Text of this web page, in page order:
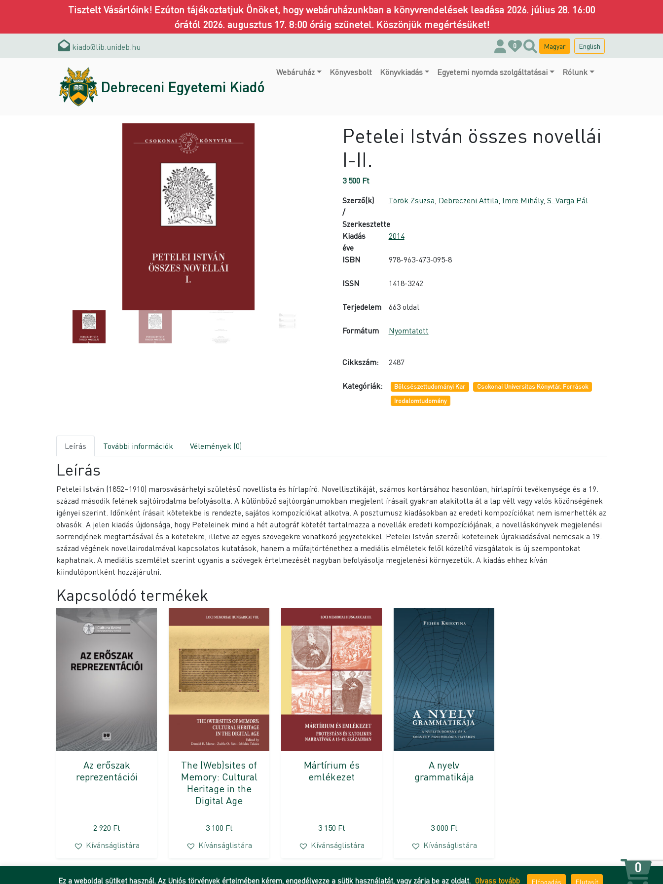
Tisztelt Vásárlóink! Ezúton tájékoztatjuk Önöket, hogy webáruházunkban a könyvrendelések leadása 2026. július 28. 16:00
órától 2026. augusztus 17. 8:00 óráig szünetel. Köszönjük megértésüket!
kiado@lib.unideb.hu 0 Magyar English
Debreceni Egyetemi Kiadó
Webáruház Könyvesbolt Könyvkiadás Egyetemi nyomda szolgáltatásai Rólunk
Petelei István összes novellái
I-II.
3 500 Ft
Szerző(k)
/
Szerkesztette
Török Zsuzsa Debreczeni Attila Imre Mihály, S. Varga Pál
Kiadás
éve
2014
ISBN 978-963-473-095-8
ISSN 1418-3242
Terjedelem 663 oldal
Formátum Nyomtatott
Cikkszám: 2487
Kategóriák: Bölcsészettudományi Kar
Csokonai Universitas Könyvtár. Források
Irodalomtudomány
Leírás További információk Vélemények (0)
Leírás
Petelei István (1852–1910) marosvásárhelyi születésű novellista és hírlapíró. Novellisztikáját, számos kortársához hasonlóan, hírlapírói tevékenysége és a 19.
század második felének sajtóirodalma befolyásolta. A különböző sajtóorgánumokban megjelent írásait gyakran alakította át a lap vélt vagy valós közönségének
igényei szerint. Időnként írásait kötetekbe is rendezte, sajátos kompozíciókat alkotva. A posztumusz kiadásokban az eredeti kompozíciókat nem ismerhették az
olvasók. A jelen kiadás újdonsága, hogy Peteleinek mind a hét autográf kötetét tartalmazza a novellák eredeti kompozíciójának, a novelláskönyvek megjelenési
sorrendjének megtartásával és a kötetekre, illetve az egyes szövegekre vonatkozó jegyzetekkel. Petelei István szerzői köteteinek újrakiadásával nemcsak a 19.
század végének novellairodalmával kapcsolatos kutatások, hanem a műfajtörténethez a mediális elméletek felől közelítő vizsgálatok is új szempontokat
kaphatnak. A mediális szemlélet szerint ugyanis a szövegek értelmezését nagyban befolyásolja megjelenési környezetük. A kiadás ehhez kíván
kiindulópontként hozzájárulni.
Kapcsolódó termékek
Az erőszak
reprezentációi
2 920 Ft
Kívánságlistára
The (Web)sites of
Memory: Cultural
Heritage in the
Digital Age
3 100 Ft
Kívánságlistára
Mártírium és
emlékezet
3 150 Ft
Kívánságlistára
A nyelv
grammatikája
3 000 Ft
Kívánságlistára
Ez a weboldal sütiket használ. Az Uniós törvények értelmében kérem, engedélyezze a sütik használatát, vagy zárja be az oldalt. Olvass tovább Elfogadás Elutasít
0